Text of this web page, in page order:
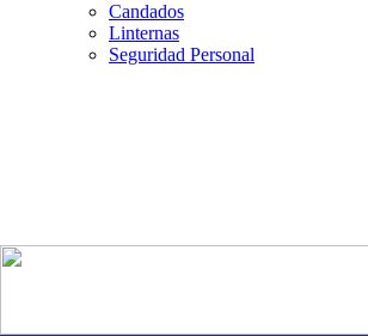
Candados
Linternas
Seguridad Personal